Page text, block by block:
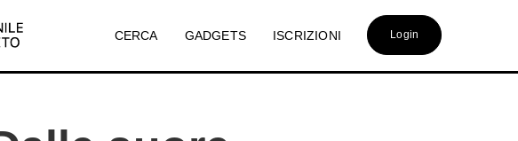
CERCA GADGETS ISCRIZIONI Login